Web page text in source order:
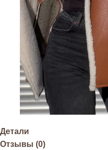
Детали
Отзывы (0)